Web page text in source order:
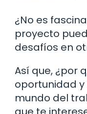
¿No es
proyecto
desafíos en
Así que, ¿por
oportunidad
mundo del